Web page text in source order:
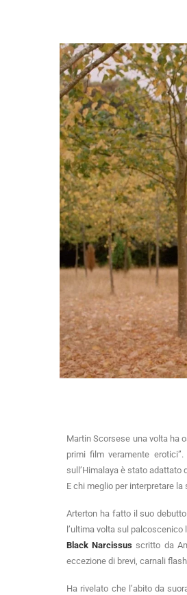
Martin Scorsese una volta ha
primi film veramente
sull’Himalaya è stato adattato
E chi meglio per interpretare
Arterton ha fatto il suo
l’ultima volta sul
Black Narcissus scritto da
eccezione di brevi, carnali
Ha rivelato che l’abito da